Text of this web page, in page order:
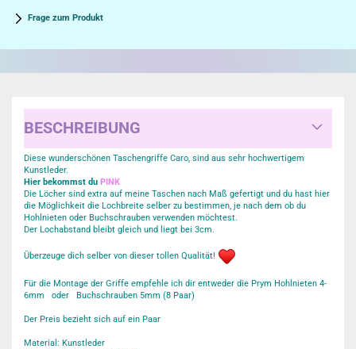
Frage zum Produkt
BESCHREIBUNG
Diese wunderschönen Taschengriffe Caro, sind aus sehr hochwertigem
Kunstleder.
Hier bekommst du PINK
Die Löcher sind extra auf meine Taschen nach Maß gefertigt und du hast hier
die Möglichkeit die Lochbreite selber zu bestimmen, je nach dem ob du
Hohlnieten oder Buchschrauben verwenden möchtest.
Der Lochabstand bleibt gleich und liegt bei 3cm.
Überzeuge dich selber von dieser tollen Qualität!
Für die Montage der Griffe empfehle ich dir entweder die Prym Hohlnieten 4-
6mm oder Buchschrauben 5mm (8 Paar)
Der Preis bezieht sich auf ein Paar
Material: Kunstleder